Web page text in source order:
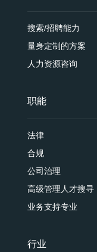
搜索/招聘能力
量身定制的方案
人力资源咨询
职能
法律
合规
公司治理
高级管理人才搜寻
业务支持专业
行业